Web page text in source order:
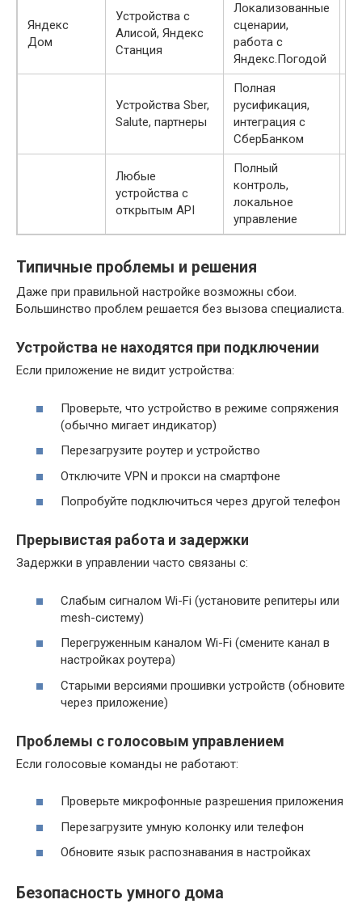
Яндекс
Дом
Устройства с
Алисой, Яндекс
Станция
Локализованные
сценарии,
работа с
Яндекс.Погодой
Устройства Sber,
Salute, партнеры
Полная
русификация,
интеграция с
СберБанком
Любые
устройства с
открытым API
Полный
контроль,
локальное
управление
Типичные проблемы и решения
Даже при правильной настройке возможны сбои.
Большинство проблем решается без вызова специалиста.
Устройства не находятся при подключении
Если приложение не видит устройства:
Проверьте, что устройство в режиме сопряжения
(обычно мигает индикатор)
Перезагрузите роутер и устройство
Отключите VPN и прокси на смартфоне
Попробуйте подключиться через другой телефон
Прерывистая работа и задержки
Задержки в управлении часто связаны с:
Слабым сигналом Wi-Fi (установите репитеры или
mesh-систему)
Перегруженным каналом Wi-Fi (смените канал в
настройках роутера)
Старыми версиями прошивки устройств (обновите
через приложение)
Проблемы с голосовым управлением
Если голосовые команды не работают:
Проверьте микрофонные разрешения приложения
Перезагрузите умную колонку или телефон
Обновите язык распознавания в настройках
Безопасность умного дома